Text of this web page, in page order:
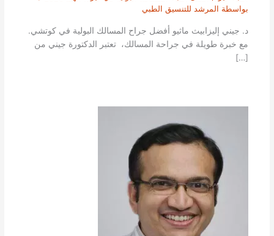
بواسطة المرشد للتنسيق الطبي
د. جيني إليزابيث ماثيو أفضل جراح المسالك البولية في كوتشي.
مع خبرة طويلة في جراحة المسالك، تعتبر الدكتورة جيني من
[…]